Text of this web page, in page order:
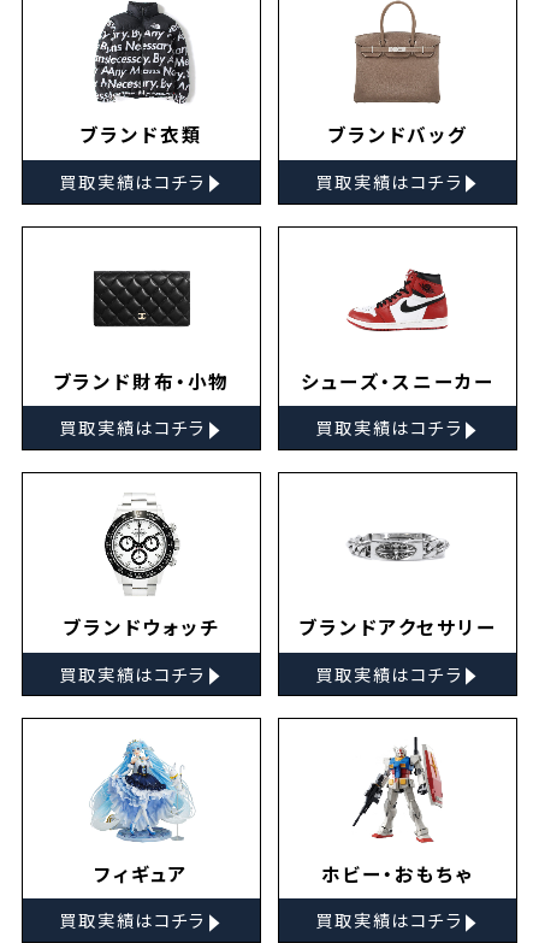
ブランド衣類
買取実績はコチラ ▸
ブランドバッグ
買取実績はコチラ ▸
ブランド財布・小物
買取実績はコチラ ▸
シューズ・スニーカー
買取実績はコチラ ▸
ブランドウォッチ
買取実績はコチラ ▸
ブランドアクセサリー
買取実績はコチラ ▸
フィギュア
買取実績はコチラ ▸
ホビー・おもちゃ
買取実績はコチラ ▸